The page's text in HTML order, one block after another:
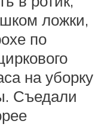
ложки,
по
на уборку
Съедали